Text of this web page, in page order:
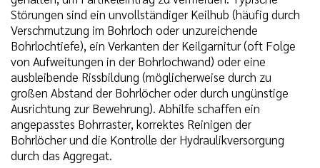
Störungen sind ein unvollständiger Keilhub (häufig durch
Verschmutzung im Bohrloch oder unzureichende
Bohrlochtiefe), ein Verkanten der Keilgarnitur (oft Folge
von Aufweitungen in der Bohrlochwand) oder eine
ausbleibende Rissbildung (möglicherweise durch zu
großen Abstand der Bohrlöcher oder durch ungünstige
Ausrichtung zur Bewehrung). Abhilfe schaffen ein
angepasstes Bohrraster, korrektes Reinigen der
Bohrlöcher und die Kontrolle der Hydraulikversorgung
durch das Aggregat.